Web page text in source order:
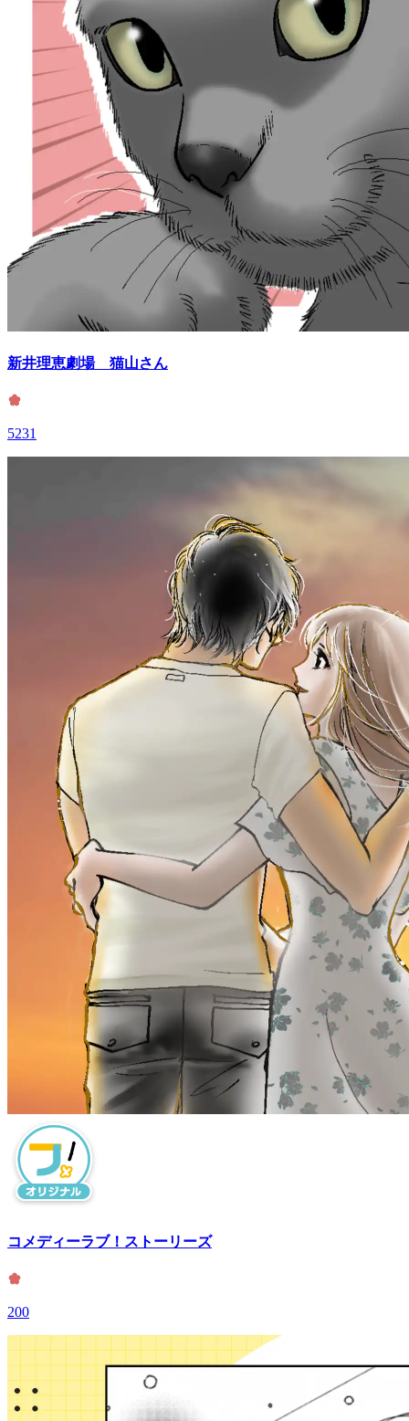
新井理恵劇場 猫山さん
5231
コメディーラブ！ストーリーズ
200